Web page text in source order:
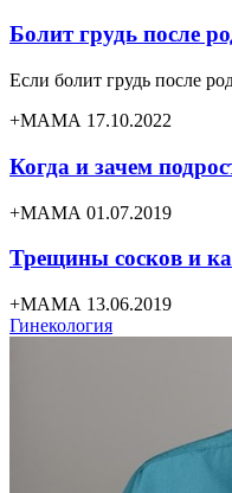
Болит грудь после
Если болит грудь после
+МАМА 17.10.2022
Когда и зачем
+МАМА 01.07.2019
Трещины сосков и
+МАМА 13.06.2019
Гинекология